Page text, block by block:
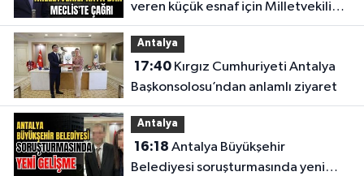
veren küçük esnaf için Milletvekili
Kaya'dan Meclis'te çağrı
Antalya
17:40Kırgız Cumhuriyeti Antalya
Başkonsolosu’ndan anlamlı ziyaret
Antalya
16:18
Belediyesi soruşturmasında yeni